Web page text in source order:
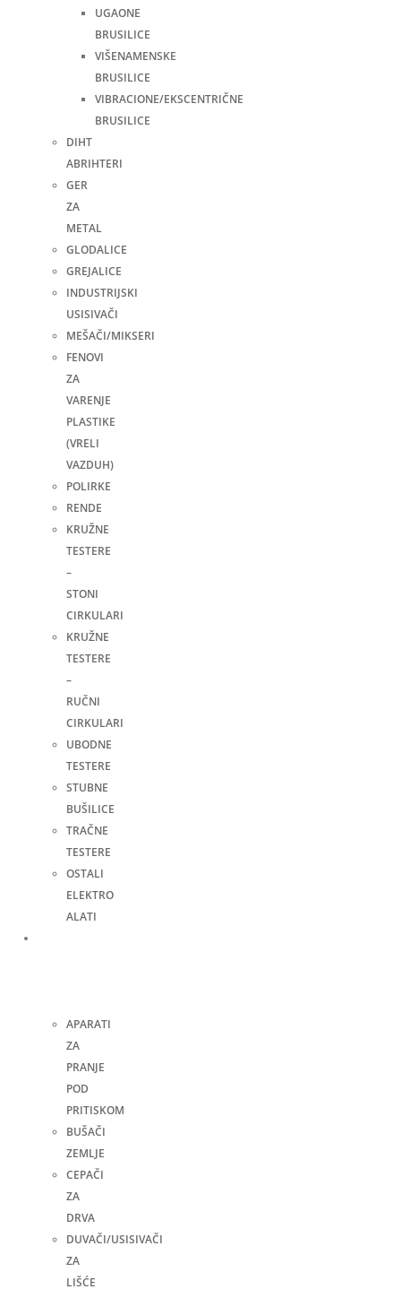
UGAONE
BRUSILICE
VIŠENAMENSKE
BRUSILICE
VIBRACIONE/EKSCENTRIČNE
BRUSILICE
DIHT
ABRIHTERI
GER
ZA
METAL
GLODALICE
GREJALICE
INDUSTRIJSKI
USISIVAČI
MEŠAČI/MIKSERI
FENOVI
ZA
VARENJE
PLASTIKE
(VRELI
VAZDUH)
POLIRKE
RENDE
KRUŽNE
TESTERE
–
STONI
CIRKULARI
KRUŽNE
TESTERE
–
RUČNI
CIRKULARI
UBODNE
TESTERE
STUBNE
BUŠILICE
TRAČNE
TESTERE
OSTALI
ELEKTRO
ALATI
APARATI
ZA
PRANJE
POD
PRITISKOM
BUŠAČI
ZEMLJE
CEPAČI
ZA
DRVA
DUVAČI/USISIVAČI
ZA
LIŠĆE